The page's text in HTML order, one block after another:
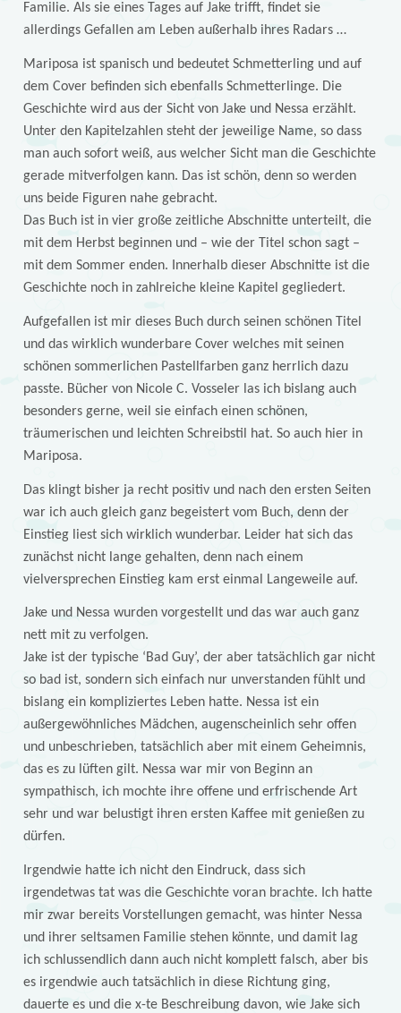
Familie. Als sie eines Tages auf Jake trifft, findet sie
allerdings Gefallen am Leben außerhalb ihres Radars …
Mariposa ist spanisch und bedeutet Schmetterling und auf
dem Cover befinden sich ebenfalls Schmetterlinge. Die
Geschichte wird aus der Sicht von Jake und Nessa erzählt.
Unter den Kapitelzahlen steht der jeweilige Name, so dass
man auch sofort weiß, aus welcher Sicht man die Geschichte
gerade mitverfolgen kann. Das ist schön, denn so werden
uns beide Figuren nahe gebracht.
Das Buch ist in vier große zeitliche Abschnitte unterteilt, die
mit dem Herbst beginnen und – wie der Titel schon sagt –
mit dem Sommer enden. Innerhalb dieser Abschnitte ist die
Geschichte noch in zahlreiche kleine Kapitel gegliedert.
Aufgefallen ist mir dieses Buch durch seinen schönen Titel
und das wirklich wunderbare Cover welches mit seinen
schönen sommerlichen Pastellfarben ganz herrlich dazu
passte. Bücher von Nicole C. Vosseler las ich bislang auch
besonders gerne, weil sie einfach einen schönen,
träumerischen und leichten Schreibstil hat. So auch hier in
Mariposa.
Das klingt bisher ja recht positiv und nach den ersten Seiten
war ich auch gleich ganz begeistert vom Buch, denn der
Einstieg liest sich wirklich wunderbar. Leider hat sich das
zunächst nicht lange gehalten, denn nach einem
vielversprechen Einstieg kam erst einmal Langeweile auf.
Jake und Nessa wurden vorgestellt und das war auch ganz
nett mit zu verfolgen.
Jake ist der typische ‘Bad Guy’, der aber tatsächlich gar nicht
so bad ist, sondern sich einfach nur unverstanden fühlt und
bislang ein kompliziertes Leben hatte. Nessa ist ein
außergewöhnliches Mädchen, augenscheinlich sehr offen
und unbeschrieben, tatsächlich aber mit einem Geheimnis,
das es zu lüften gilt. Nessa war mir von Beginn an
sympathisch, ich mochte ihre offene und erfrischende Art
sehr und war belustigt ihren ersten Kaffee mit genießen zu
dürfen.
Irgendwie hatte ich nicht den Eindruck, dass sich
irgendetwas tat was die Geschichte voran brachte. Ich hatte
mir zwar bereits Vorstellungen gemacht, was hinter Nessa
und ihrer seltsamen Familie stehen könnte, und damit lag
ich schlussendlich dann auch nicht komplett falsch, aber bis
es irgendwie auch tatsächlich in diese Richtung ging,
dauerte es und die x-te Beschreibung davon, wie Jake sich